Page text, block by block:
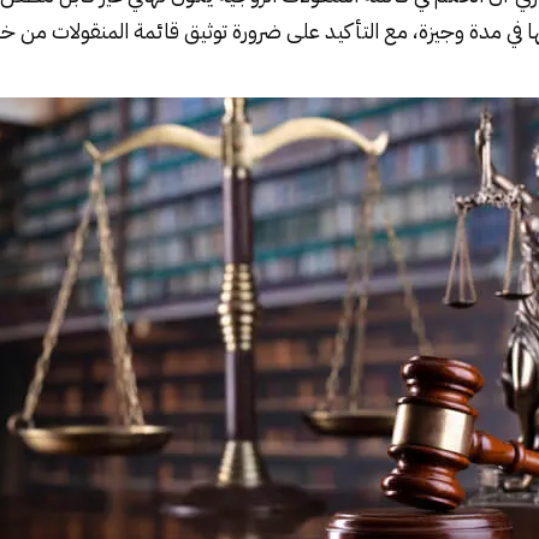
في مدة وجيزة، مع التأكيد على ضرورة توثيق قائمة المنقولات من